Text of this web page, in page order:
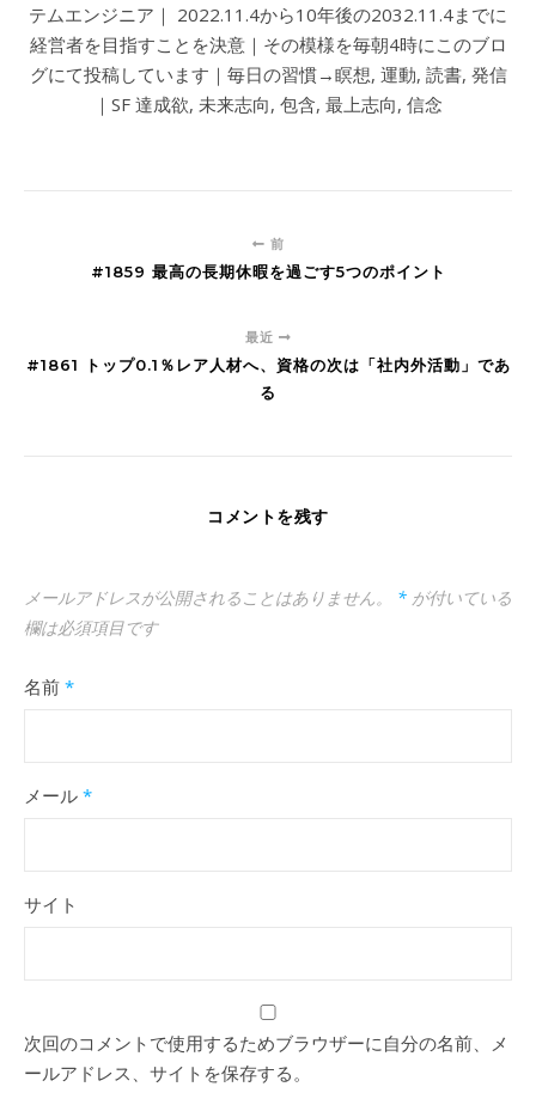
テムエンジニア｜ 2022.11.4から10年後の2032.11.4までに
経営者を目指すことを決意｜その模様を毎朝4時にこのブロ
グにて投稿しています｜毎日の習慣→瞑想, 運動, 読書, 発信
｜SF 達成欲, 未来志向, 包含, 最上志向, 信念
前
#1859 最高の長期休暇を過ごす5つのポイント
最近
#1861 トップ0.1％レア人材へ、資格の次は「社内外活動」であ
る
コメントを残す
メールアドレスが公開されることはありません。 * が付いている
欄は必須項目です
名前 *
メール *
サイト
次回のコメントで使用するためブラウザーに自分の名前、メ
ールアドレス、サイトを保存する。